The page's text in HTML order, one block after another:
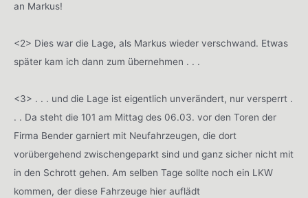
an Markus!
<2> Dies war die Lage, als Markus wieder verschwand. Etwas
später kam ich dann zum übernehmen . . .
<3> . . . und die Lage ist eigentlich unverändert, nur versperrt .
. . Da steht die 101 am Mittag des 06.03. vor den Toren der
Firma Bender garniert mit Neufahrzeugen, die dort
vorübergehend zwischengeparkt sind und ganz sicher nicht mit
in den Schrott gehen. Am selben Tage sollte noch ein LKW
kommen, der diese Fahrzeuge hier auflädt